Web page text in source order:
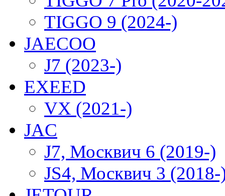
TIGGO 9 (2024-)
JAECOO
J7 (2023-)
EXEED
VX (2021-)
JAC
J7, Москвич 6 (2019-)
JS4, Москвич 3 (2018-